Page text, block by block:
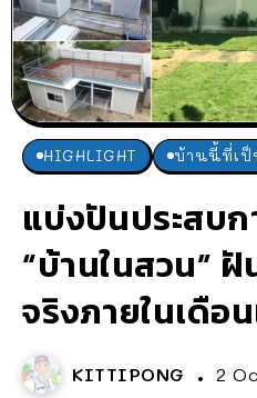
HIGHLIGHT บ้านนี้ที่เป็
แบ่งปันประสบ
“บ้านในสวน”
จริงภายในเดือ
KITTIPONG 2